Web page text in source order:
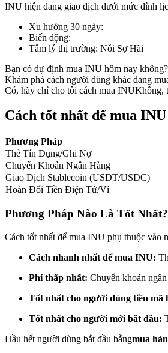
COIN-M Futures
Futures sử dụng token làm tài sản thế
TradFi
Phái sinh cổ phiếu, ngoại hối, kim
USDC Futures vĩnh cửu
Futures sử dụng USDC làm tài sản
INU hiện đang giao dịch dưới mức đỉnh
Xu hướng 30 ngày:
Biến động:
Tâm lý thị trường: Nỗi Sợ Hãi
Bạn có dự định mua INU hôm nay không?
Khám phá cách người dùng khác đang
Có, hãy chỉ cho tôi cách mua INUKhông,
Cách tốt nhất để mua INU
Phương Pháp
Thẻ Tín Dụng/Ghi Nợ
Chuyển Khoản Ngân Hàng
Giao Dịch Stablecoin (USDT/USDC)
Hoán Đổi Tiền Điện Tử/Ví
Phương Pháp Nào Là Tốt Nhất?
Cách tốt nhất để mua INU phụ thuộc vào
Cách nhanh nhất để mua INU:
Phí thấp nhất: Chuyển khoản
Tốt nhất cho người dùng tiền mã
Tốt nhất cho người mới bắt đầu:
Hầu hết người dùng bắt đầu bằngmua